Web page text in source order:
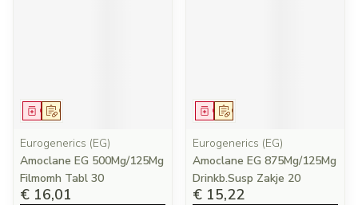
Op voorschrift
Geneesmiddel
Eurogenerics (EG)
Amoclane EG 500Mg/125Mg
Filmomh Tabl 30
€ 16,01
Op voorschrift
Geneesmiddel
Eurogenerics (EG)
Amoclane EG 875Mg/125Mg
Drinkb.Susp Zakje 20
€ 15,22